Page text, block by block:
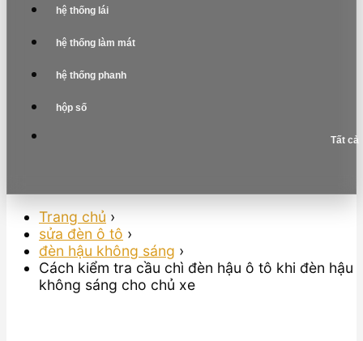
hệ thống lái
hệ thống làm mát
hệ thống phanh
hộp số
Tất cả
Trang chủ ›
sửa đèn ô tô ›
đèn hậu không sáng ›
Cách kiểm tra cầu chì đèn hậu ô tô khi đèn hậu
không sáng cho chủ xe